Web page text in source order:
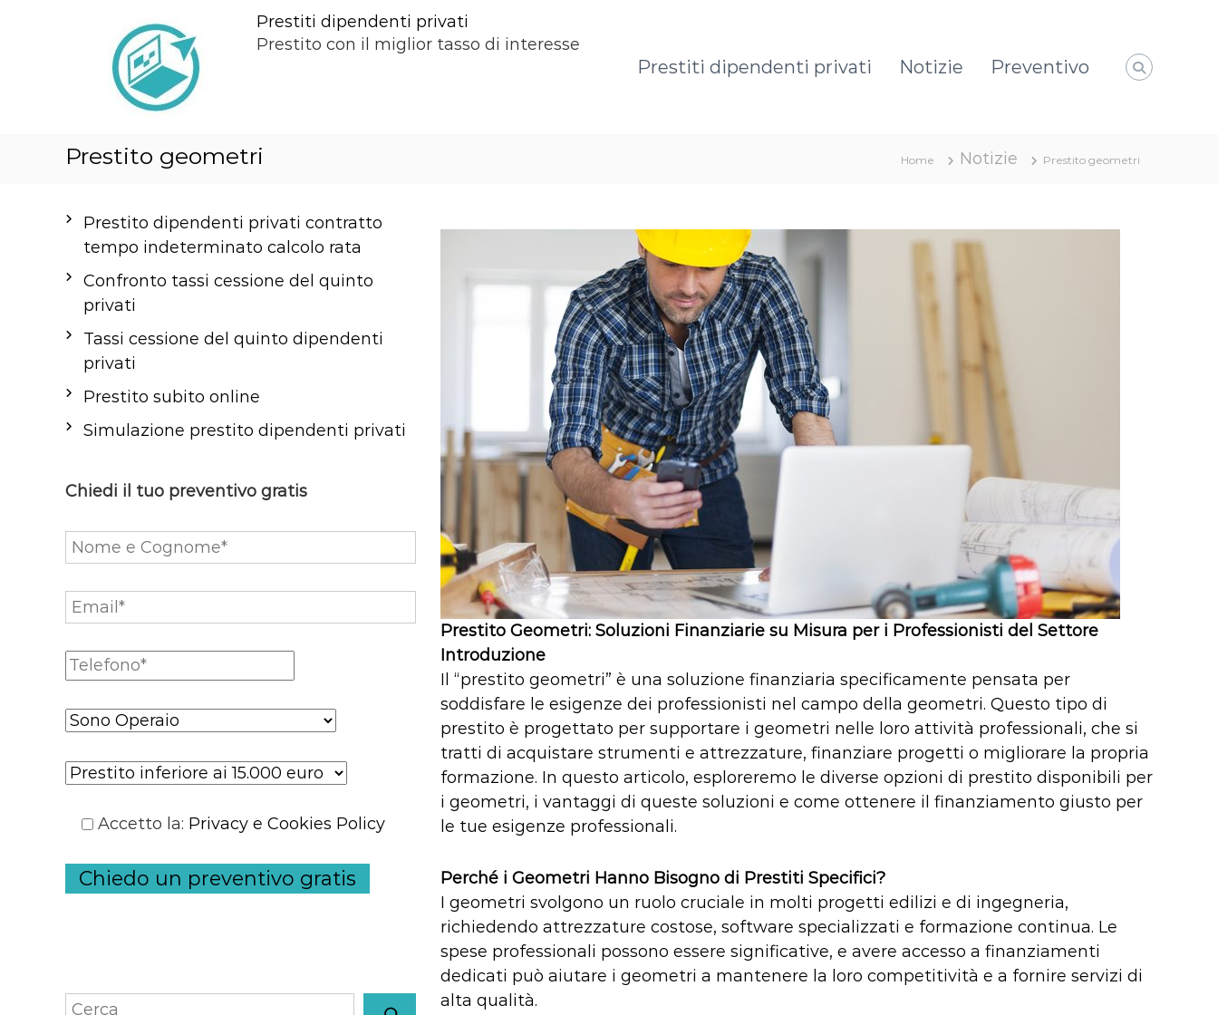
Prestiti dipendenti privati
Prestito con il miglior tasso di interesse
Prestiti dipendenti privati Notizie Preventivo
Prestito geometri Home Notizie Prestito geometri
Prestito Geometri: Soluzioni Finanziarie su Misura per i Professionisti del Settore
Introduzione
Il “prestito geometri” è una soluzione finanziaria specificamente pensata per
soddisfare le esigenze dei professionisti nel campo della geometri. Questo tipo di
prestito è progettato per supportare i geometri nelle loro attività professionali, che si
tratti di acquistare strumenti e attrezzature, finanziare progetti o migliorare la propria
formazione. In questo articolo, esploreremo le diverse opzioni di prestito disponibili per
i geometri, i vantaggi di queste soluzioni e come ottenere il finanziamento giusto per
le tue esigenze professionali.
Perché i Geometri Hanno Bisogno di Prestiti Specifici?
I geometri svolgono un ruolo cruciale in molti progetti edilizi e di ingegneria,
richiedendo attrezzature costose, software specializzati e formazione continua. Le
spese professionali possono essere significative, e avere accesso a finanziamenti
dedicati può aiutare i geometri a mantenere la loro competitività e a fornire servizi di
alta qualità.
Prestito dipendenti privati contratto
tempo indeterminato calcolo rata
Confronto tassi cessione del quinto
privati
Tassi cessione del quinto dipendenti
privati
Prestito subito online
Simulazione prestito dipendenti privati
Chiedi il tuo preventivo gratis
Accetto la: Privacy e Cookies Policy
Chiedo un preventivo gratis
S